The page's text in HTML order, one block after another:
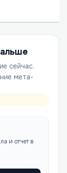
сейчас.
мета-
и отчет в